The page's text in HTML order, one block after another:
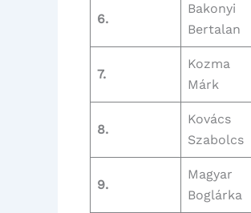
6.
Bakonyi
Bertalan
7.
Kozma
Márk
8.
Kovács
Szabolcs
9.
Magyar
Boglárka